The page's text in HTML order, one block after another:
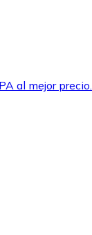
al mejor precio.